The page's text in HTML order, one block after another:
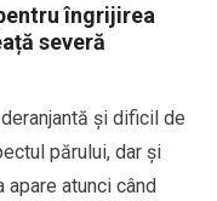
îngrijirea
severă
și dificil de
părului, dar și
atunci când